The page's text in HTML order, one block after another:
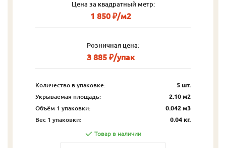
Цена за квадратный метр:
1 850 ₽/м2
Розничная цена:
3 885 ₽/упак
Количество в упаковке:
5 шт.
Укрываемая площадь:
2.10 м2
Объём 1 упаковки:
0.042 м3
Вес 1 упаковки:
0.04 кг.
Товар в наличии